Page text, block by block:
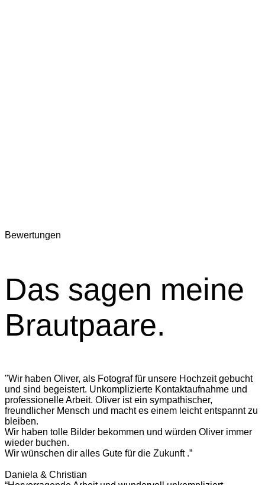
Bewertungen
Das sagen meine
Brautpaare.
"Wir haben Oliver, als Fotograf für unsere Hochzeit gebucht
und sind begeistert. Unkomplizierte Kontaktaufnahme und
professionelle Arbeit. Oliver ist ein sympathischer,
freundlicher Mensch und macht es einem leicht entspannt zu
bleiben.
Wir haben tolle Bilder bekommen und würden Oliver immer
wieder buchen.
Wir wünschen dir alles Gute für die Zukunft .”
Daniela & Christian